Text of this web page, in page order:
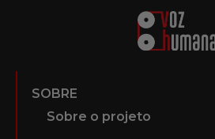
SOBRE
Sobre o projeto